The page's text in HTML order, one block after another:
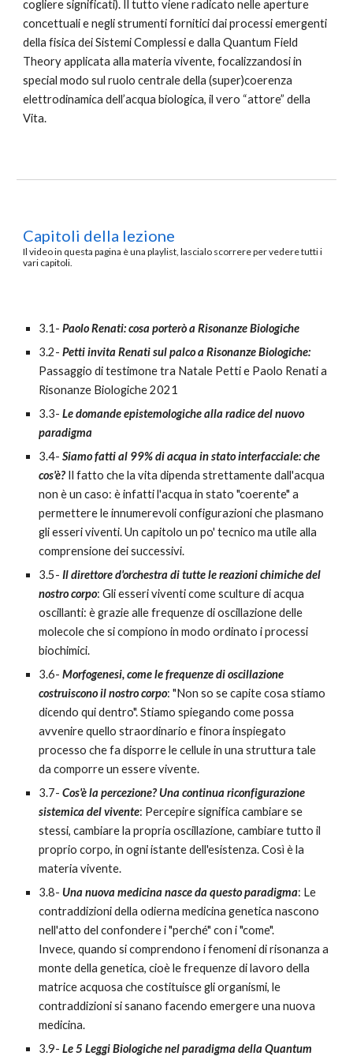
cogliere significati). Il tutto viene radicato nelle aperture
concettuali e negli strumenti fornitici dai processi emergenti
della fisica dei Sistemi Complessi e dalla Quantum Field
Theory applicata alla materia vivente, focalizzandosi in
special modo sul ruolo centrale della (super)coerenza
elettrodinamica dell’acqua biologica, il vero “attore” della
Vita.
Capitoli della lezione
Il video in questa pagina è una playlist, lascialo scorrere per vedere tutti i
vari capitoli.
3.1-Paolo Renati: cosa porterò a Risonanze Biologiche
3.2-Petti invita Renati sul palco a Risonanze Biologiche:
Passaggio di testimone tra Natale Petti e Paolo Renati a
Risonanze Biologiche 2021
3.3-Le domande epistemologiche alla radice del nuovo
paradigma
3.4-Siamo fatti al 99% di acqua in stato interfacciale: che
cos'è? Il fatto che la vita dipenda strettamente dall'acqua
non è un caso: è infatti l'acqua in stato "coerente" a
permettere le innumerevoli configurazioni che plasmano
gli esseri viventi. Un capitolo un po' tecnico ma utile alla
comprensione dei successivi.
3.5-Il direttore d'orchestra di tutte le reazioni chimiche del
nostro corpo: Gli esseri viventi come sculture di acqua
oscillanti: è grazie alle frequenze di oscillazione delle
molecole che si compiono in modo ordinato i processi
biochimici.
3.6-Morfogenesi, come le frequenze di oscillazione
costruiscono il nostro corpo: "Non so se capite cosa stiamo
dicendo qui dentro". Stiamo spiegando come possa
avvenire quello straordinario e finora inspiegato
processo che fa disporre le cellule in una struttura tale
da comporre un essere vivente.
3.7-Cos'è la percezione? Una continua riconfigurazione
sistemica del vivente: Percepire significa cambiare se
stessi, cambiare la propria oscillazione, cambiare tutto il
proprio corpo, in ogni istante dell'esistenza. Così è la
materia vivente.
3.8- Una nuova medicina nasce da questo paradigma: Le
contraddizioni della odierna medicina genetica nascono
nell'atto del confondere i "perché" con i "come".
Invece, quando si comprendono i fenomeni di risonanza a
monte della genetica, cioè le frequenze di lavoro della
matrice acquosa che costituisce gli organismi, le
contraddizioni si sanano facendo emergere una nuova
medicina.
3.9-Le 5 Leggi Biologiche nel paradigma della Quantum